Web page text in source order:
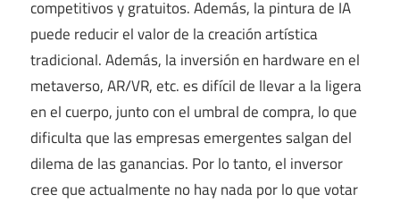
competitivos y gratuitos. Además, la pintura de IA
puede reducir el valor de la creación artística
tradicional. Además, la inversión en hardware en el
metaverso, AR/VR, etc. es difícil de llevar a la ligera
en el cuerpo, junto con el umbral de compra, lo que
dificulta que las empresas emergentes salgan del
dilema de las ganancias. Por lo tanto, el inversor
cree que actualmente no hay nada por lo que votar